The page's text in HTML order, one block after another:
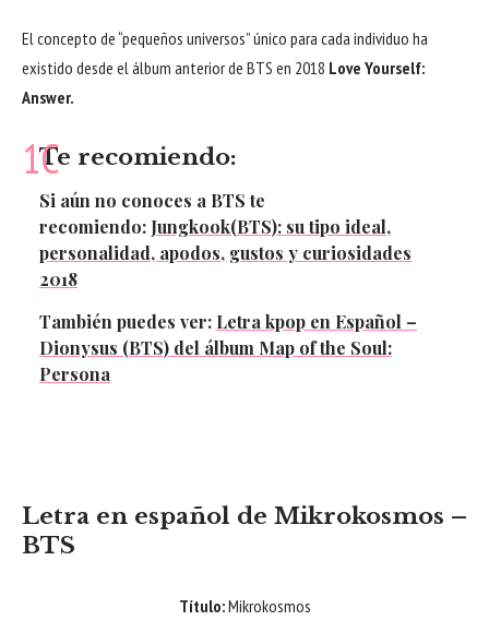
El concepto de “pequeños universos” único para cada individuo ha
existido desde el álbum anterior de BTS en 2018 Love Yourself:
Answer.
Te recomiendo:
Si aún no conoces a BTSte
recomiendo: Jungkook(BTS): su tipo ideal,
personalidad, apodos, gustos y curiosidades
2018
También puedes ver: Letra kpop en Español –
Dionysus (BTS) del álbum Map of the Soul:
Persona
Letra en español de Mikrokosmos –
BTS
Título:Mikrokosmos